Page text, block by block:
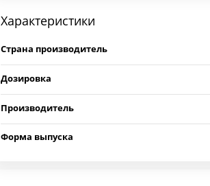
Характеристики
Страна производитель
Дозировка
Производитель
Форма выпуска